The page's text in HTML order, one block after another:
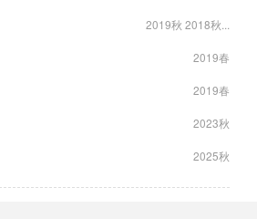
2019秋 2018秋...
2019春
2019春
2023秋
2025秋